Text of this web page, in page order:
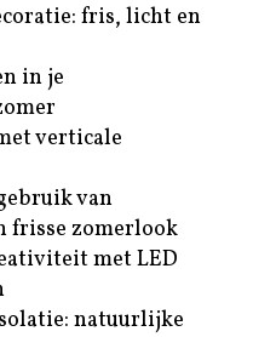
fris, licht en
in je
verticale
van
frisse zomerlook
met LED
natuurlijke